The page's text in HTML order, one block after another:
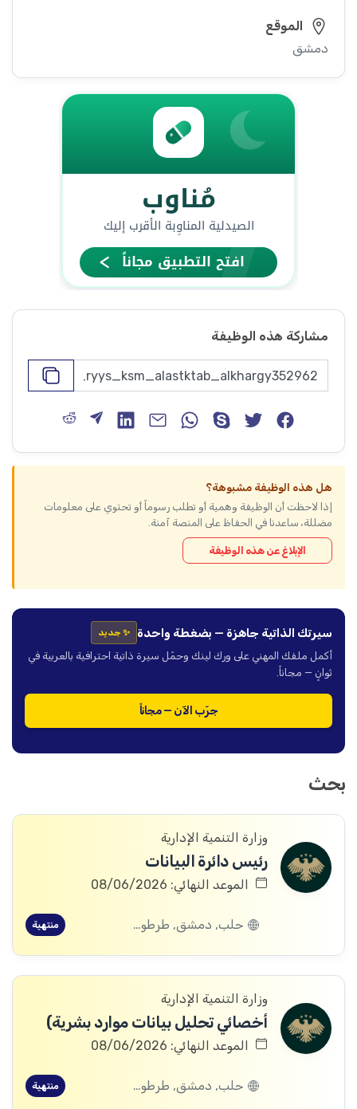
الموقع
دمشق
مشاركة هذه الوظيفة
هل هذه الوظيفة مشبوهة؟
إذا لاحظت أن الوظيفة وهمية أو تطلب رسوماً أو تحتوي على معلومات
مضللة، ساعدنا في الحفاظ على المنصة آمنة.
الإبلاغ عن هذه الوظيفة
سيرتك الذاتية جاهزة — بضغطة واحدة ✨ جديد
أكمل ملفك المهني على ورك لينك وحمّل سيرة ذاتية احترافية بالعربية في
ثوانٍ — مجاناً.
جرّب الآن — مجاناً
بحث
وزارة التنمية الإدارية
رئيس دائرة البيانات
الموعد النهائي: 08/06/2026
حلب, دمشق, طرطوس, ريف دمشق, ديرالزور, درعا, إدلب, القنيطرة, اللاذقية, الرقة, حمص, الحسكة, حماة منتهية
وزارة التنمية الإدارية
أخصائي تحليل بيانات موارد بشرية)
الموعد النهائي: 08/06/2026
حلب, دمشق, طرطوس, ريف دمشق, ديرالزور, درعا, إدلب, القنيطرة, اللاذقية, الرقة, حمص, الحسكة, حماة منتهية